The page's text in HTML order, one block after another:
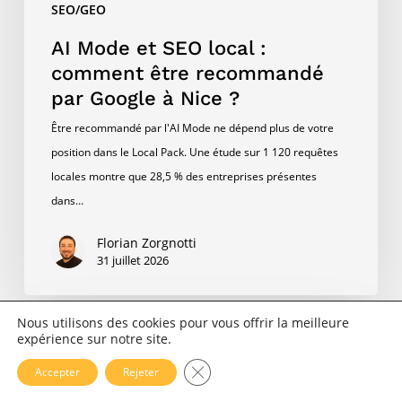
SEO/GEO
NiceAI Mode et SEO local :
comment être recommandé
par Google à Nice ?
Être recommandé par l'AI Mode ne dépend plus de votre
position dans le Local Pack. Une étude sur 1 120 requêtes
locales montre que 28,5 % des entreprises présentes
dans…
Florian Zorgnotti
31 juillet 2026
Microsoft
Clarity
:
Nous utilisons des cookies pour vous offrir la meilleure
expérience sur notre site.
Accepter Rejeter Fermer la bannière des cookies